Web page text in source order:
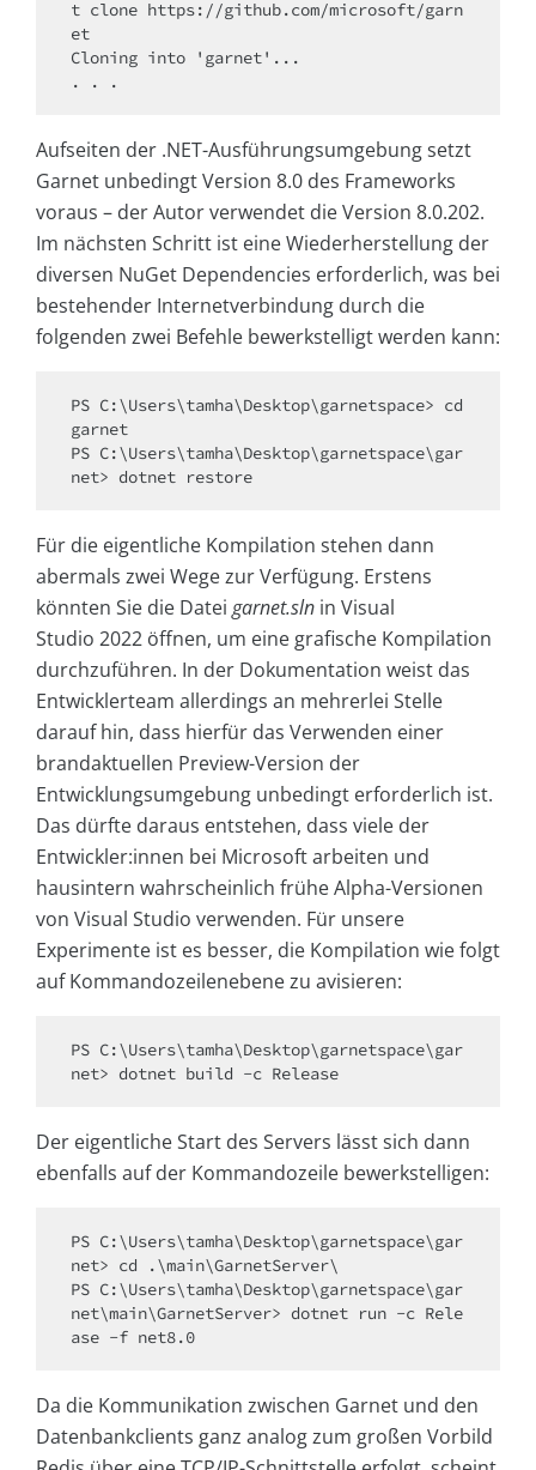
t clone https://github.com/microsoft/garn
et
Cloning into 'garnet'...
Aufseiten der .NET-Ausführungsumgebung setzt
Garnet unbedingt Version 8.0 des Frameworks
voraus – der Autor verwendet die Version 8.0.202.
Im nächsten Schritt ist eine Wiederherstellung der
diversen NuGet Dependencies erforderlich, was bei
bestehender Internetverbindung durch die
folgenden zwei Befehle bewerkstelligt werden kann:
PS C:\Users\tamha\Desktop\garnetspace> cd
garnet
PS C:\Users\tamha\Desktop\garnetspace\gar
Für die eigentliche Kompilation stehen dann
abermals zwei Wege zur Verfügung. Erstens
könnten Sie die Datei garnet.sln in Visual
Studio 2022 öffnen, um eine grafische Kompilation
durchzuführen. In der Dokumentation weist das
Entwicklerteam allerdings an mehrerlei Stelle
darauf hin, dass hierfür das Verwenden einer
brandaktuellen Preview-Version der
Entwicklungsumgebung unbedingt erforderlich ist.
Das dürfte daraus entstehen, dass viele der
Entwickler:innen bei Microsoft arbeiten und
hausintern wahrscheinlich frühe Alpha-Versionen
von Visual Studio verwenden. Für unsere
Experimente ist es besser, die Kompilation wie folgt
auf Kommandozeilenebene zu avisieren:
PS C:\Users\tamha\Desktop\garnetspace\gar
Der eigentliche Start des Servers lässt sich dann
ebenfalls auf der Kommandozeile bewerkstelligen:
PS C:\Users\tamha\Desktop\garnetspace\gar
net> cd .\main\GarnetServer\
PS C:\Users\tamha\Desktop\garnetspace\gar
net\main\GarnetServer> dotnet run -c Rele
Da die Kommunikation zwischen Garnet und den
Datenbankclients ganz analog zum großen Vorbild